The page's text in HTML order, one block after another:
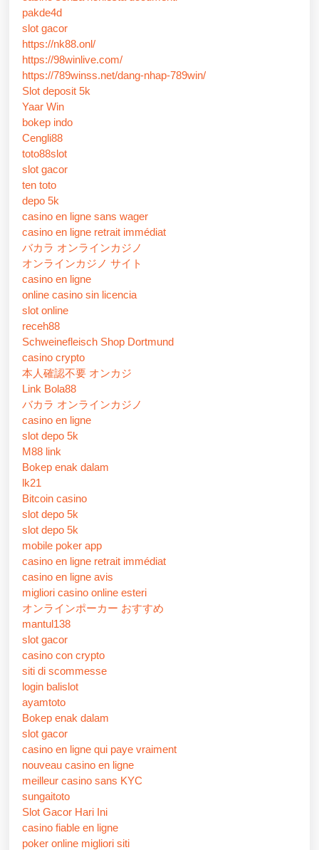
pakde4d
slot gacor
https://nk88.onl/
https://98winlive.com/
https://789winss.net/dang-nhap-789win/
Slot deposit 5k
Yaar Win
bokep indo
Cengli88
toto88slot
slot gacor
ten toto
depo 5k
casino en ligne sans wager
casino en ligne retrait immédiat
バカラ オンラインカジノ
オンラインカジノ サイト
casino en ligne
online casino sin licencia
slot online
receh88
Schweinefleisch Shop Dortmund
casino crypto
本人確認不要 オンカジ
Link Bola88
バカラ オンラインカジノ
casino en ligne
slot depo 5k
M88 link
Bokep enak dalam
lk21
Bitcoin casino
slot depo 5k
slot depo 5k
mobile poker app
casino en ligne retrait immédiat
casino en ligne avis
migliori casino online esteri
オンラインポーカー おすすめ
mantul138
slot gacor
casino con crypto
siti di scommesse
login balislot
ayamtoto
Bokep enak dalam
slot gacor
casino en ligne qui paye vraiment
nouveau casino en ligne
meilleur casino sans KYC
sungaitoto
Slot Gacor Hari Ini
casino fiable en ligne
poker online migliori siti